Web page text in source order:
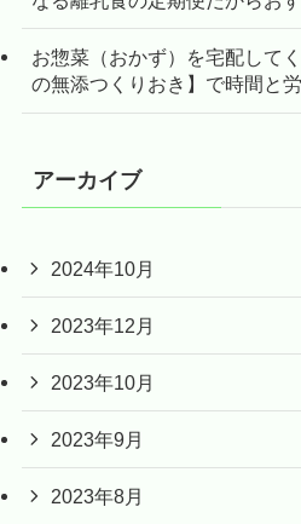
お惣菜（おかず）を宅配して
の無添つくりおき】で時間と
アーカイブ
2024年10月
2023年12月
2023年10月
2023年9月
2023年8月